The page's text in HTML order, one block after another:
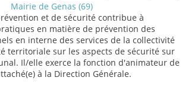
Mairie de Genas (69)
et de sécurité contribue à
en matière de prévention des
en interne des services de la collectivité
territoriale sur les aspects de sécurité sur
Il/elle exerce la fonction d'animateur de
à la Direction Générale.